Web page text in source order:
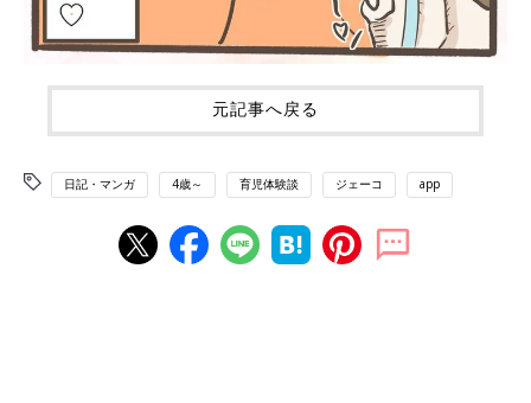
元記事へ戻る
日記・マンガ 4歳～ 育児体験談 ジェーコ app